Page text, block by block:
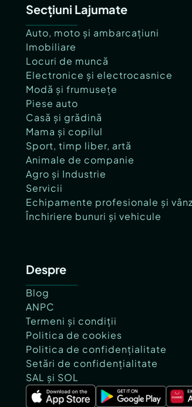
Secțiuni Lajumate
Auto, moto și ambarcațiuni
Imobiliare
Locuri de muncă
Electronice și electrocasnice
Modă și frumusețe
Piese auto
Casă și grădină
Mama și copilul
Sport, timp liber, artă
Animale de companie
Agro și Industrie
Servicii
Echipamente profesionale și
Închiriere bunuri și vehicule
Despre
Blog
ANPC
Termeni și condiții
Politica de cookies
Politica de confidențialitate
Setări de confidențialitate
SAL și SOL